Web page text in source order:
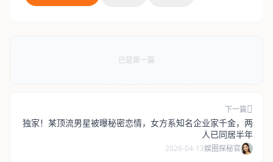
已是第一篇
下一篇
独家！某顶流男星被曝秘密恋情，女方系知名企业家千金，两
人已同居半年
2026-04-13娱圈探秘官